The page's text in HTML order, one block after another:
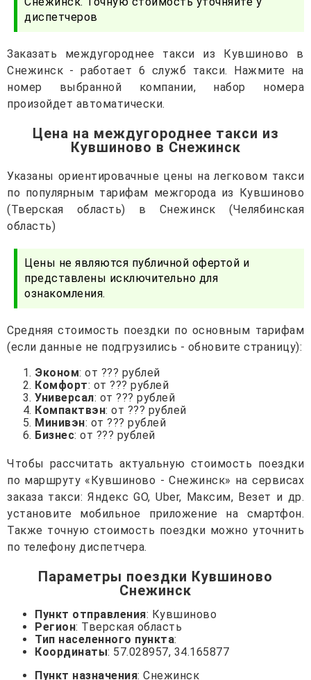
диспетчеров
Заказать междугороднее такси из Кувшиново в
Снежинск - работает 6 служб такси. Нажмите на
номер выбранной компании, набор номера
произойдет автоматически.
Цена на междугороднее такси из
Кувшиново в Снежинск
Указаны ориентировачные цены на легковом такси
по популярным тарифам межгорода из Кувшиново
(Тверская область) в Снежинск (Челябинская
область)
Цены не являются публичной офертой и
представлены исключительно для
ознакомления.
Средняя стоимость поездки по основным тарифам
(если данные не подгрузились - обновите страницу):
Эконом: от ??? рублей
Комфорт: от ??? рублей
Универсал: от ??? рублей
Компактвэн: от ??? рублей
Минивэн: от ??? рублей
Бизнес: от ??? рублей
Чтобы рассчитать актуальную стоимость поездки
по маршруту «Кувшиново - Снежинск» на сервисах
заказа такси: Яндекс GO, Uber, Максим, Везет и др.
установите мобильное приложение на смартфон.
Также точную стоимость поездки можно уточнить
по телефону диспетчера.
Параметры поездки Кувшиново
Снежинск
Пункт отправления: Кувшиново
Регион: Тверская область
Тип населенного пункта:
Координаты: 57.028957, 34.165877
Пункт назначения: Снежинск